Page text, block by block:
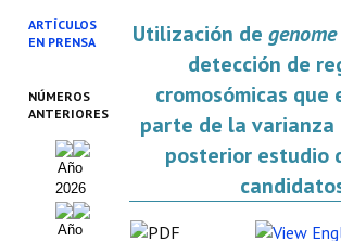
SOBRE NOSOTROS
Cincuentenario AIDA
Organigrama
Estatutos
ARTÍCULOS
EN PRENSA
NÚMEROS
ANTERIORES
Año
2026
Año
Utilización de
detección de
cromosómicas que
parte de la
posterior estudio